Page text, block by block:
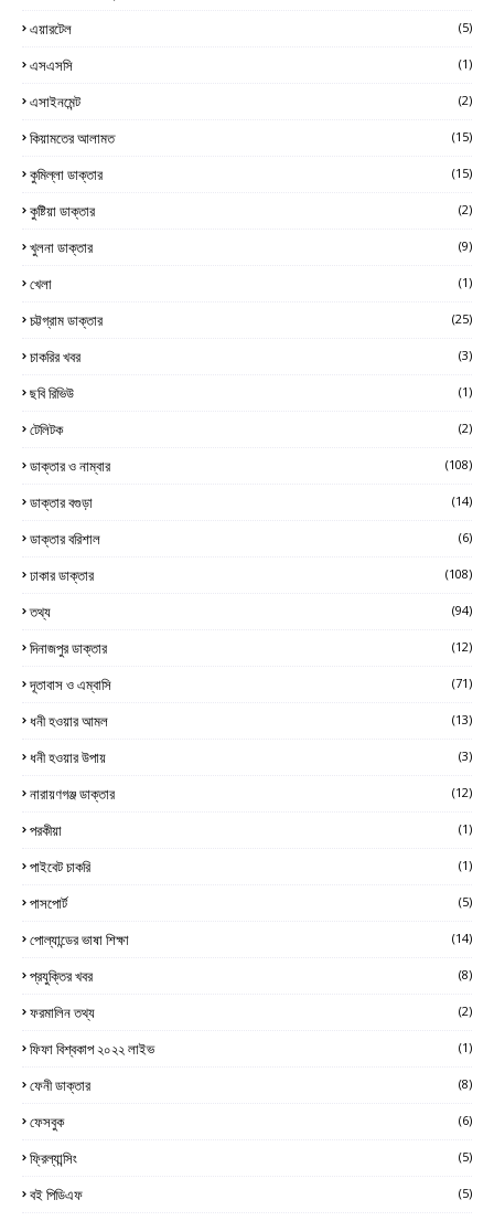
এয়ারটেল
(5)
এসএসসি (1)
এসাইনমেন্ট (2)
কিয়ামতের আলামত (15)
কুমিল্লা ডাক্তার (15)
কুষ্টিয়া ডাক্তার (2)
খুলনা ডাক্তার (9)
খেলা (1)
চট্টগ্রাম ডাক্তার (25)
চাকরির খবর (3)
ছবি রিভিউ (1)
টেলিটক (2)
ডাক্তার ও নাম্বার (108)
ডাক্তার বগুড়া (14)
ডাক্তার বরিশাল (6)
ঢাকার ডাক্তার (108)
তথ্য (94)
দিনাজপুর ডাক্তার (12)
দূতাবাস ও এম্বাসি (71)
ধনী হওয়ার আমল (13)
ধনী হওয়ার উপায় (3)
নারায়ণগঞ্জ ডাক্তার (12)
পরকীয়া (1)
পাইবেট চাকরি (1)
পাসপোর্ট (5)
পোল্যান্ডের ভাষা শিক্ষা (14)
প্রযুক্তির খবর (8)
ফরমালিন তথ্য (2)
ফিফা বিশ্বকাপ ২০২২ লাইভ (1)
ফেনী ডাক্তার (8)
ফেসবুক (6)
ফ্রিল্যান্সিং (5)
বই পিডিএফ (5)